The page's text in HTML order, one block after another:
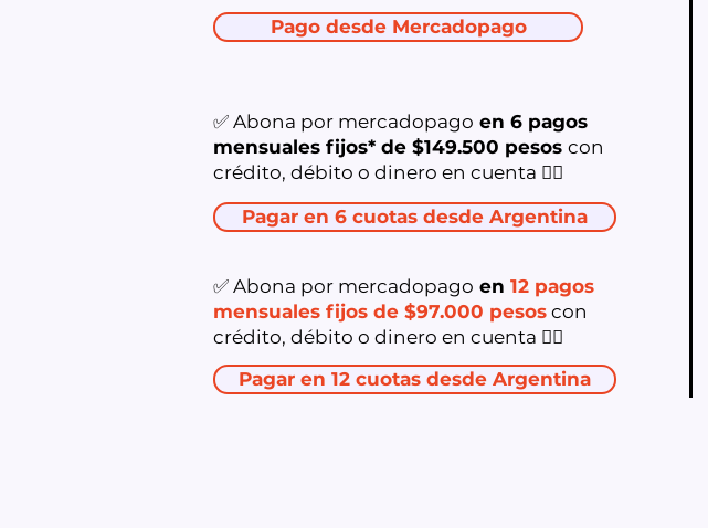
Pago desde Mercadopago
✅ Abona por mercadopago en 6 pagos
mensuales fijos* de $149.500 pesos ​con
crédito, débito o dinero en cuenta 👇🏻
Pagar en 6 cuotas desde Argentina
✅ Abona por mercadopago en 12 pagos
mensuales fijos de $97.000 pesos con
crédito, débito o dinero en cuenta 👇🏻
Pagar en 12 cuotas desde Argentina